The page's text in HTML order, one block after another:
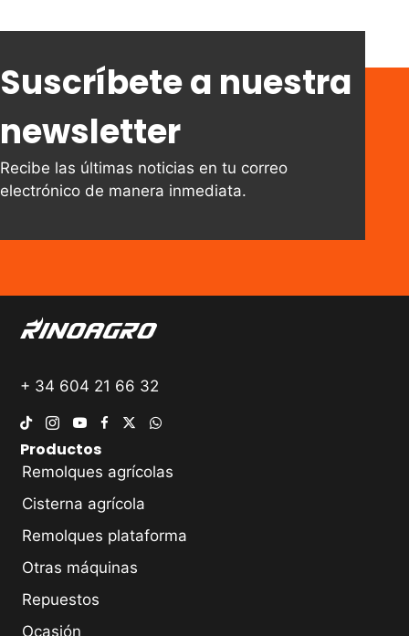
Suscríbete a nuestra
newsletter
Recibe las últimas noticias en tu correo
electrónico de manera inmediata.
+ 34 604 21 66 32
Productos
Remolques agrícolas
Cisterna agrícola
Remolques plataforma
Otras máquinas
Repuestos
Ocasión